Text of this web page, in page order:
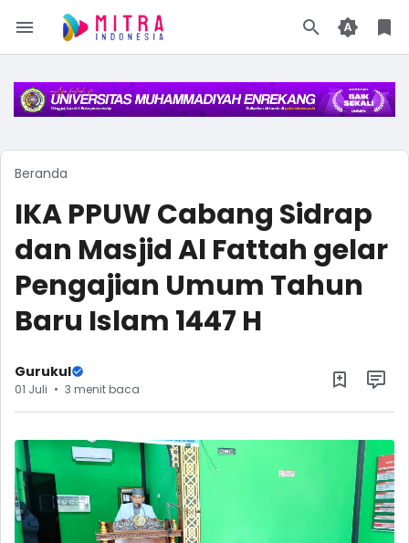
Beranda
IKA PPUW Cabang Sidrap
dan Masjid Al Fattah gelar
Pengajian Umum Tahun
Baru Islam 1447 H
Gurukul
01 Juli 3 menit baca